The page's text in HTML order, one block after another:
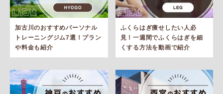
加古川のおすすめパーソナル
トレーニングジム7選！プラン
や料金も紹介
ふくらはぎ痩せしたい人必
見！一週間でふくらはぎを細
くする方法を動画で紹介